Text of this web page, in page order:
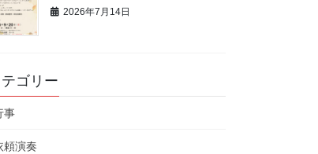
2026年7月14日
ゴリー
事
頼演奏